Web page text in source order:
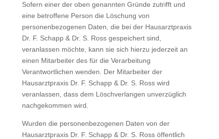
Sofern einer der oben genannten Gründe zutrifft und
eine betroffene Person die Löschung von
personenbezogenen Daten, die bei der Hausarztpraxis
Dr. F. Schapp & Dr. S. Ross gespeichert sind,
veranlassen möchte, kann sie sich hierzu jederzeit an
einen Mitarbeiter des für die Verarbeitung
Verantwortlichen wenden. Der Mitarbeiter der
Hausarztpraxis Dr. F. Schapp & Dr. S. Ross wird
veranlassen, dass dem Löschverlangen unverzüglich
nachgekommen wird.
Wurden die personenbezogenen Daten von der
Hausarztpraxis Dr. F. Schapp & Dr. S. Ross öffentlich